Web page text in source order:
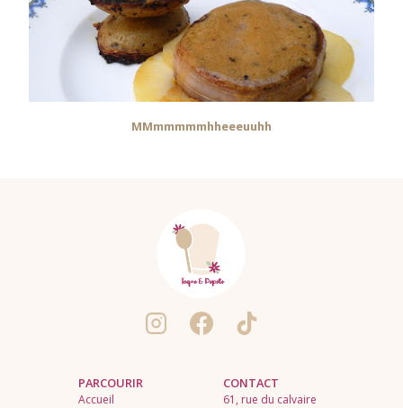
MMmmmmmhheeeuuhh
PARCOURIR
Accueil
CONTACT
61, rue du calvaire